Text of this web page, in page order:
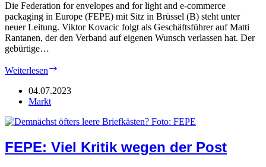
Die Federation for envelopes and for light and e-commerce
packaging in Europe (FEPE) mit Sitz in Brüssel (B) steht unter
neuer Leitung. Viktor Kovacic folgt als Geschäftsführer auf Matti
Rantanen, der den Verband auf eigenen Wunsch verlassen hat. Der
gebürtige…
Weiterlesen
Chef
04.07.2023
Markt
FEPE: Viel Kritik wegen der Post